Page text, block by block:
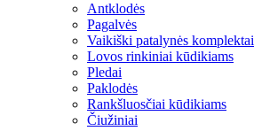
Antklodės
Pagalvės
Vaikiški patalynės komplektai
Lovos rinkiniai kūdikiams
Pledai
Paklodės
Rankšluosčiai kūdikiams
Čiužiniai